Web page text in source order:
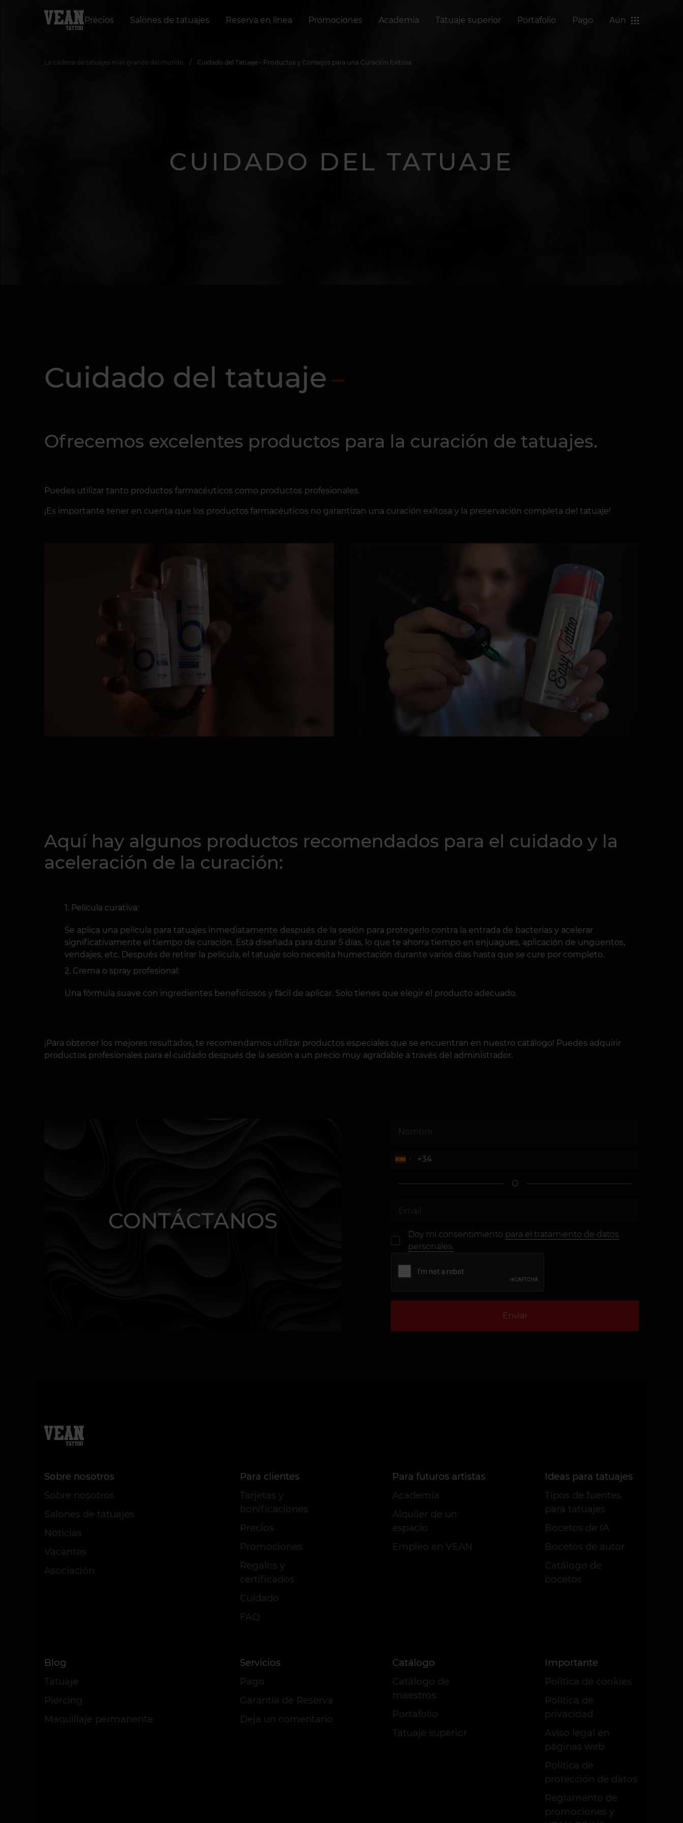
Precios Salones de tatuajes Reserva en línea Promociones Academia Tatuaje superior Portafolio Pago Aún
La cadena de tatuajes más grande del mundo Cuidado del Tatuaje - Productos y Consejos para una Curación Exitosa
CUIDADO DEL TATUAJE
Cuidado del tatuaje
Ofrecemos excelentes productos para la curación de tatuajes.
Puedes utilizar tanto productos farmacéuticos como productos profesionales.
¡Es importante tener en cuenta que los productos farmacéuticos no garantizan una curación exitosa y la preservación completa del tatuaje!
Aquí hay algunos productos recomendados para el cuidado y la
aceleración de la curación:
Película curativa:
Se aplica una película para tatuajes inmediatamente después de la sesión para protegerlo contra la entrada de bacterias y acelerar
significativamente el tiempo de curación. Está diseñada para durar 5 días, lo que te ahorra tiempo en enjuagues, aplicación de ungüentos,
vendajes, etc. Después de retirar la película, el tatuaje solo necesita humectación durante varios días hasta que se cure por completo.
Crema o spray profesional:
Una fórmula suave con ingredientes beneficiosos y fácil de aplicar. Solo tienes que elegir el producto adecuado.
¡Para obtener los mejores resultados, te recomendamos utilizar productos especiales que se encuentran en nuestro catálogo! Puedes adquirir
productos profesionales para el cuidado después de la sesión a un precio muy agradable a través del administrador.
CONTÁCTANOS
O
Doy mi consentimiento para el tratamiento de datos
personales.
Enviar
Sobre nosotros
Sobre nosotros
Salones de tatuajes
Noticias
Vacantes
Asociación
Para clientes
Tarjetas y
bonificaciones
Precios
Promociones
Regalos y
certificados
Cuidado
FAQ
Para futuros artistas
Academia
Alquiler de un
espacio
Empleo en VEAN
Ideas para tatuajes
Tipos de fuentes
para tatuajes
Bocetos de IA
Bocetos de autor
Сatálogo de
bocetos
Blog
Tatuaje
Piercing
Maquillaje permanente
Servicios
Pago
Garantía de Reserva
Deja un comentario
Catálogo
Catálogo de
maestros
Portafolio
Tatuaje superior
Importante
Política de cookies
Política de
privacidad
Aviso legal en
páginas web
Política de
protección de datos
Reglamento de
promociones y